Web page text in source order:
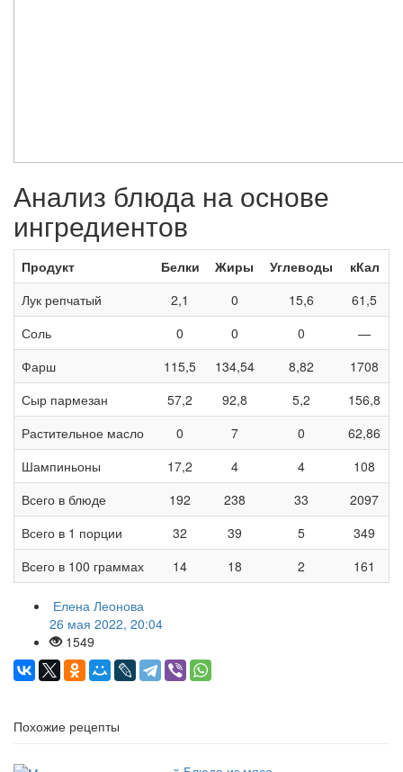
Анализ блюда на основе
ингредиентов
Продукт Белки Жиры Углеводы
кКал
Лук репчатый
2,1 0 15,6
61,5
Соль
0 0 0
—
Фарш
115,5 134,54 8,82
1708
Сыр пармезан
57,2 92,8 5,2
156,8
Растительное масло
0 7 0
62,86
Шампиньоны
17,2 4 4
108
Всего в блюде
192 238 33
2097
Всего в 1 порции
32 39 5
349
Всего в 100 граммах
14 18 2 161
Елена Леонова
26 мая 2022, 20:04
1549
Похожие рецепты